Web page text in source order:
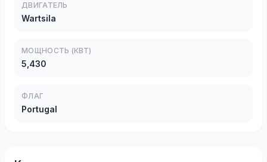
ДВИГАТЕЛЬ
Wartsila
МОЩНОСТЬ (КВТ)
5,430
ФЛАГ
Portugal